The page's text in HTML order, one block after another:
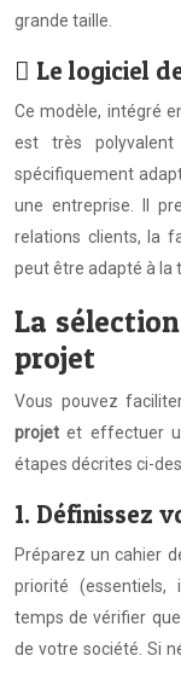
grande taille.
 Le logiciel
Ce modèle, intégré
est très
spécifiquement
une entreprise. Il
relations clients, la
peut être adapté à la
La
projet
Vous pouvez
projet et effectuer
étapes décrites ci-
1. Définissez
Préparez un cahier
priorité (essentiels,
temps de vérifier
de votre société. Si